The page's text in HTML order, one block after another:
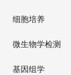
细胞培养
微生物学检测
基因组学